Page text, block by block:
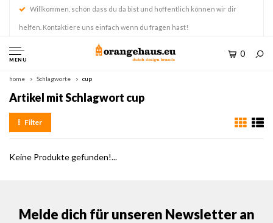
Willkommen, schön dass du da bist und hoffentlich können wir dir
helfen. Kontaktiere uns einfach wenn du fragen hast!
MENU
0
home Schlagworte cup
Artikel mit Schlagwort cup
Filter
Keine Produkte gefunden!...
Melde dich für unseren Newsletter an